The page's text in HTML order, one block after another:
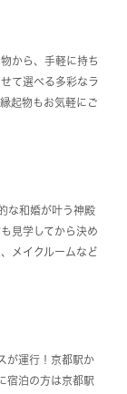
から、手軽に持ち
て選べる多彩なラ
起物もお気軽にご
な和婚が叶う神殿
見学してから決め
メイクルームなど
が運行！京都駅か
宿泊の方は京都駅